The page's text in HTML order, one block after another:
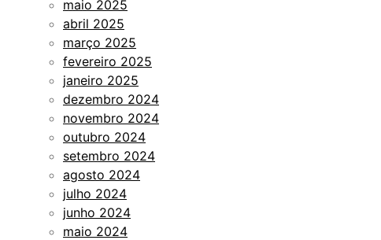
maio 2025
abril 2025
março 2025
fevereiro 2025
janeiro 2025
dezembro 2024
novembro 2024
outubro 2024
setembro 2024
agosto 2024
julho 2024
junho 2024
maio 2024